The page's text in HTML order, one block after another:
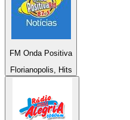
FM Onda Positiva
Florianopolis, Hits